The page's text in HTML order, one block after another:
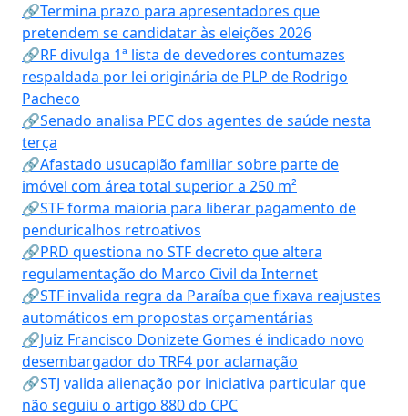
🔗Termina prazo para apresentadores que
pretendem se candidatar às eleições 2026
🔗RF divulga 1ª lista de devedores contumazes
respaldada por lei originária de PLP de Rodrigo
Pacheco
🔗Senado analisa PEC dos agentes de saúde nesta
terça
🔗Afastado usucapião familiar sobre parte de
imóvel com área total superior a 250 m²
🔗STF forma maioria para liberar pagamento de
penduricalhos retroativos
🔗PRD questiona no STF decreto que altera
regulamentação do Marco Civil da Internet
🔗STF invalida regra da Paraíba que fixava reajustes
automáticos em propostas orçamentárias
🔗Juiz Francisco Donizete Gomes é indicado novo
desembargador do TRF4 por aclamação
🔗STJ valida alienação por iniciativa particular que
não seguiu o artigo 880 do CPC